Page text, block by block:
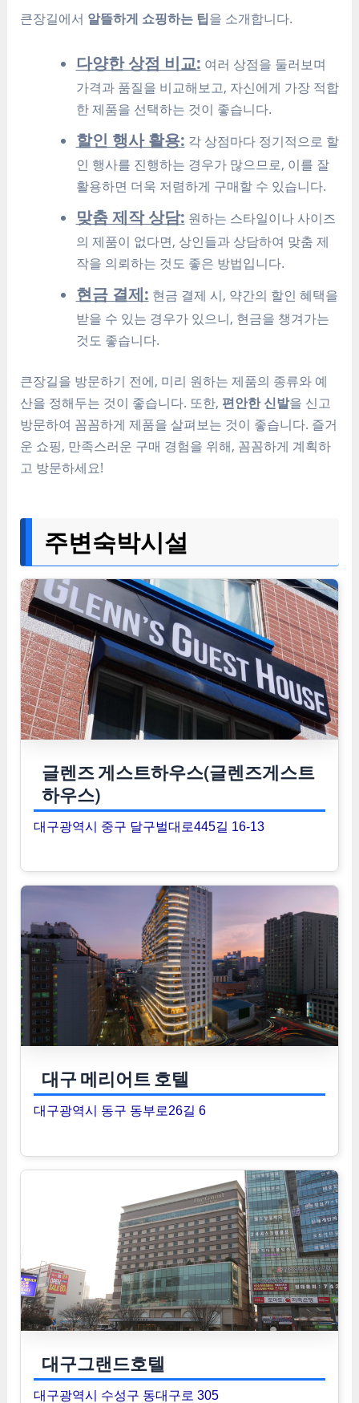
큰장길에서 알뜰하게 쇼핑하는 팁을 소개합니다.
다양한 상점 비교: 여러 상점을 둘러보며
가격과 품질을 비교해보고, 자신에게 가장 적합
한 제품을 선택하는 것이 좋습니다.
할인 행사 활용: 각 상점마다 정기적으로 할
인 행사를 진행하는 경우가 많으므로, 이를 잘
활용하면 더욱 저렴하게 구매할 수 있습니다.
맞춤 제작 상담: 원하는 스타일이나 사이즈
의 제품이 없다면, 상인들과 상담하여 맞춤 제
작을 의뢰하는 것도 좋은 방법입니다.
현금 결제: 현금 결제 시, 약간의 할인 혜택을
받을 수 있는 경우가 있으니, 현금을 챙겨가는
것도 좋습니다.
큰장길을 방문하기 전에, 미리 원하는 제품의 종류와 예
산을 정해두는 것이 좋습니다. 또한, 편안한 신발을 신고
방문하여 꼼꼼하게 제품을 살펴보는 것이 좋습니다. 즐거
운 쇼핑, 만족스러운 구매 경험을 위해, 꼼꼼하게 계획하
고 방문하세요!
주변숙박시설
글렌즈 게스트하우스(글렌즈게스트
하우스)
대구광역시 중구 달구벌대로445길 16-13
대구 메리어트 호텔
대구광역시 동구 동부로26길 6
대구그랜드호텔
대구광역시 수성구 동대구로 305